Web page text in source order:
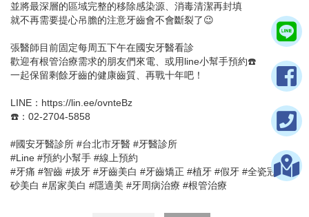
並將最深層的區域完整的移除感染源、消毒清潔再封填
就不再需要提心吊膽的注意牙齒會不會斷裂了😉
張醫師目前固定每周五下午在國安牙醫看診
歡迎有根管治療需求的朋友們來電、或用line小幫手預約☎️
一起保留剩餘牙齒的健康齒質、再戰十年吧！
LINE：https://lin.ee/ovnteBz
☎️：02-2704-5858
#國安牙醫診所 #台北市牙醫 #牙醫診所
#Line #預約小幫手 #線上預約
#牙痛 #智齒 #拔牙 #牙齒美白 #牙齒矯正 #植牙 #假牙 #全瓷冠 #噴
砂美白 #居家美白 #隱適美 #牙周病治療 #根管治療